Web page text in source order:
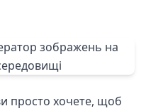
просто хочете, щоб